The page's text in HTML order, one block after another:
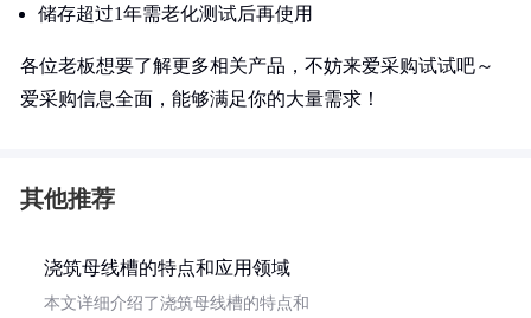
储存超过1年需老化测试后再使用
各位老板想要了解更多相关产品，不妨来爱采购试试吧～
爱采购信息全面，能够满足你的大量需求！
其他推荐
浇筑母线槽的特点和应用领域
本文详细介绍了浇筑母线槽的特点和